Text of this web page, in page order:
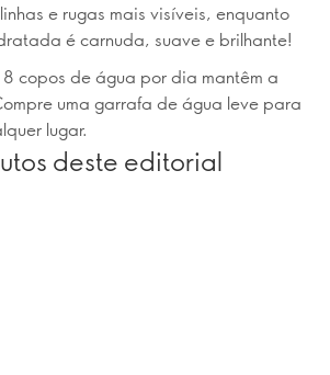
e rugas mais visíveis, enquanto
é carnuda, suave e brilhante!
8 copos de água por dia mantêm a
uma garrafa de água leve para
lugar.
deste editorial